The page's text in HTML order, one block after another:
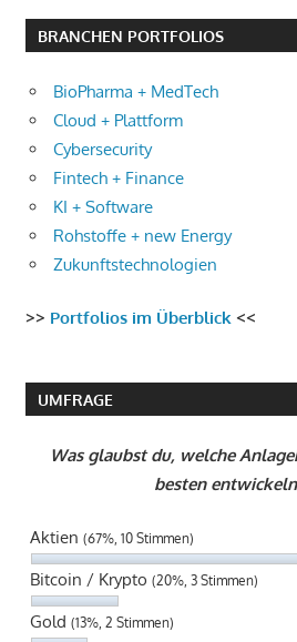
BRANCHEN PORTFOLIOS
BioPharma + MedTech
Cloud + Plattform
Cybersecurity
Fintech + Finance
KI + Software
Rohstoffe + new Energy
Zukunftstechnologien
>> Portfolios im Überblick<<
UMFRAGE
Was glaubst du, welche
besten
Aktien (67%, 10 Stimmen)
Bitcoin / Krypto (20%, 3 Stimmen)
Gold (13%, 2 Stimmen)